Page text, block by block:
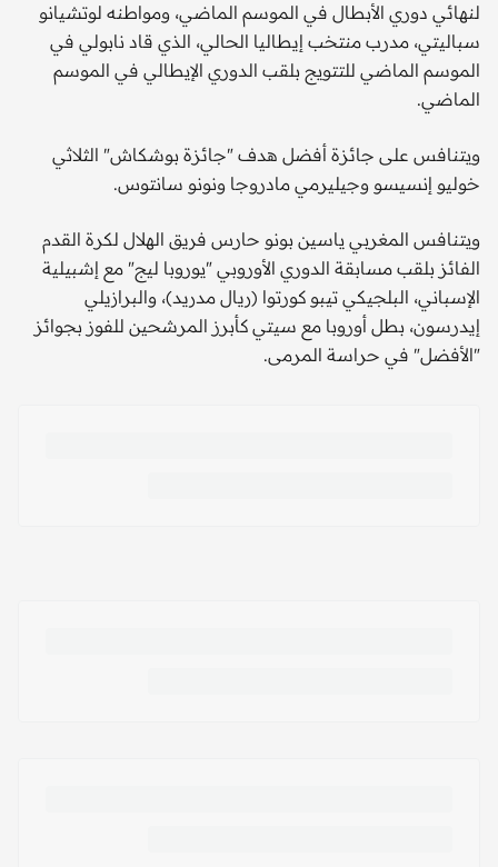
لنهائي دوري الأبطال في الموسم الماضي، ومواطنه لوتشيانو
سباليتي، مدرب منتخب إيطاليا الحالي، الذي قاد نابولي في
الموسم الماضي للتتويج بلقب الدوري الإيطالي في الموسم
الماضي.
ويتنافس على جائزة أفضل هدف "جائزة بوشكاش" الثلاثي
خوليو إنسيسو وجيليرمي مادروجا ونونو سانتوس.
ويتنافس المغربي ياسين بونو حارس فريق الهلال لكرة القدم
الفائز بلقب مسابقة الدوري الأوروبي "يوروبا ليج" مع إشبيلية
الإسباني، البلجيكي تيبو كورتوا (ريال مدريد)، والبرازيلي
إيدرسون، بطل أوروبا مع سيتي كأبرز المرشحين للفوز بجوائز
"الأفضل" في حراسة المرمى.